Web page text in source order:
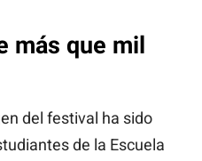
más que mil
del festival ha sido
de la Escuela